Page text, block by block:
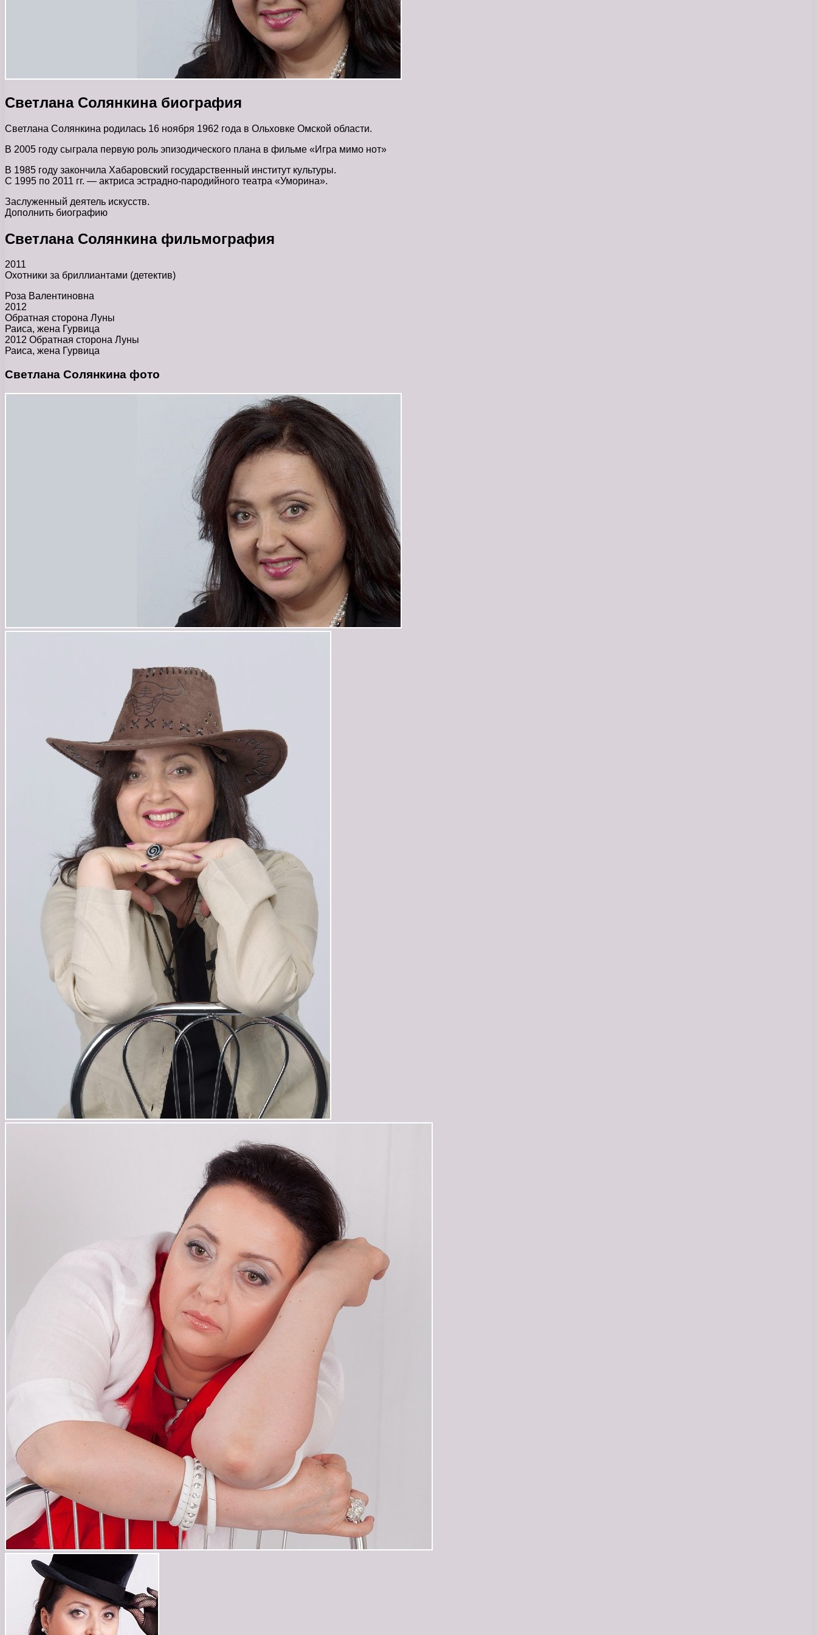
Светлана Солянкина биография
Светлана Солянкина родилась 16 ноября 1962 года в Ольховке Омской области.
В 2005 году сыграла первую роль эпизодического плана в фильме «Игра мимо нот»
В 1985 году закончила Хабаровский государственный институт культуры.
С 1995 по 2011 гг. — актриса эстрадно-пародийного театра «Уморина».
Заслуженный деятель искусств.
Дополнить биографию
Светлана Солянкина фильмография
2011
Охотники за бриллиантами (детектив)
Роза Валентиновна
2012
Обратная сторона Луны
Раиса, жена Гурвица
2012 Обратная сторона Луны
Раиса, жена Гурвица
Светлана Солянкина фото